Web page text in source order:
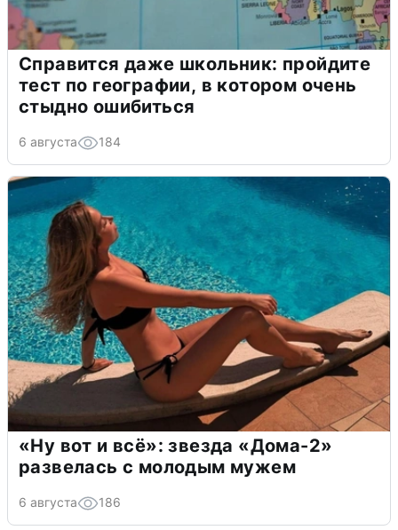
Справится даже школьник: пройдите
тест по географии, в котором очень
стыдно ошибиться
6 августа 184
«Ну вот и всё»: звезда «Дома-2»
развелась с молодым мужем
6 августа 186